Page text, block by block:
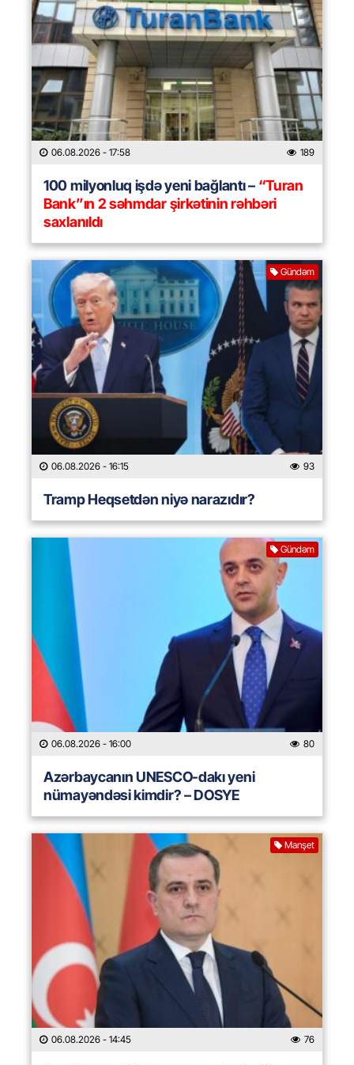
06.08.2026 - 17:58 189
100 milyonluq işdə yeni bağlantı –“Turan
Bank”ın 2 səhmdar şirkətinin rəhbəri
saxlanıldı
Gündəm
06.08.2026 - 16:15 93
Tramp Heqsetdən niyə narazıdır?
Gündəm
06.08.2026 - 16:00 80
Azərbaycanın UNESCO-dakı yeni
nümayəndəsi kimdir? – DOSYE
Manşet
06.08.2026 - 14:45 76